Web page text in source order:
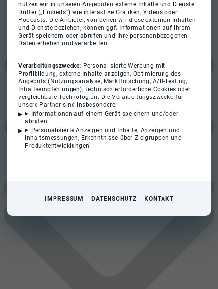
nutzen wir in unseren Angeboten externe Inhalte und Dienste
Dritter („Embeds“) wie interaktive Grafiken, Videos oder
Podcasts. Die Anbieter, von denen wir diese externen Inhalten
und Dienste beziehen, können ggf. Informationen auf Ihrem
Gerät speichern oder abrufen und Ihre personenbezogenen
Daten erheben und verarbeiten.
Verarbeitungszwecke: Personalisierte Werbung mit
Profilbildung, externe Inhalte anzeigen, Optimierung des
Angebots (Nutzungsanalyse, Marktforschung, A/B-Testing,
Inhaltsempfehlungen), technisch erforderliche Cookies oder
vergleichbare Technologien. Die Verarbeitungszwecke für
unsere Partner sind insbesondere:
Informationen auf einem Gerät speichern und/oder
abrufen
Personalisierte Anzeigen und Inhalte, Anzeigen und
Inhaltsmessungen, Erkenntnisse über Zielgruppen und
Produktentwicklungen
IMPRESSUM DATENSCHUTZ KONTAKT